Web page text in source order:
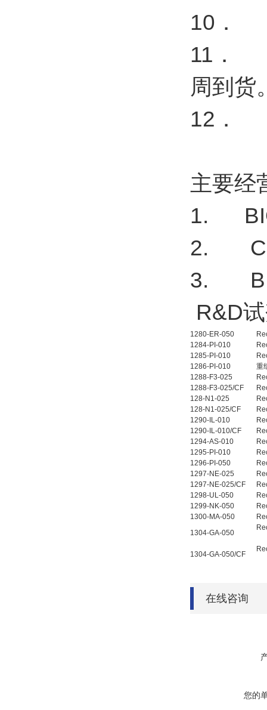
10．
11．
周到货
12．
主要经
1.
2.
3.
R&D
1280-ER-050
1284-PI-010
1285-PI-010
1286-PI-010
重
1288-F3-025
1288-F3-025/CF
128-N1-025
128-N1-025/CF
1290-IL-010
1290-IL-010/CF
1294-AS-010
1295-PI-010
1296-PI-050
1297-NE-025
1297-NE-025/CF
1298-UL-050
1299-NK-050
1300-MA-050
1304-GA-050
1304-GA-050/CF
在线咨询
您的